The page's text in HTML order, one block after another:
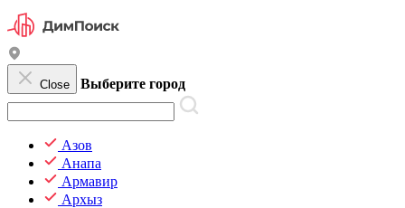
Close Выберите город
Азов
Анапа
Армавир
Архыз